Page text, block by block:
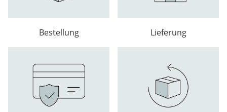
Bestellung Lieferung